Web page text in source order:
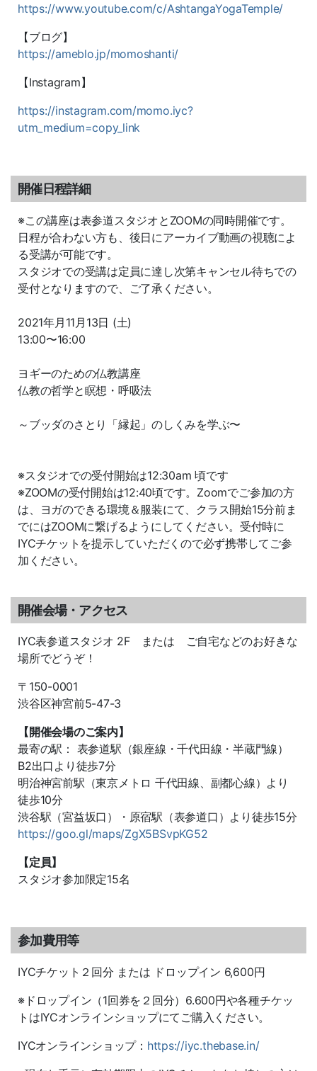
https://www.youtube.com/c/AshtangaYogaTemple/
【ブログ】
https://ameblo.jp/momoshanti/
【Instagram】
https://instagram.com/momo.iyc?
utm_medium=copy_link
開催日程詳細
※この講座は表参道スタジオとZOOMの同時開催です。
日程が合わない方も、後日にアーカイブ動画の視聴によ
る受講が可能です。
スタジオでの受講は定員に達し次第キャンセル待ちでの
受付となりますので、ご了承ください。
2021年月11月13日 (土)
13:00〜16:00
ヨギーのための仏教講座
仏教の哲学と瞑想・呼吸法
～ブッダのさとり「縁起」のしくみを学ぶ〜
※スタジオでの受付開始は12:30am 頃です
※ZOOMの受付開始は12:40頃です。Zoomでご参加の方
は、ヨガのできる環境＆服装にて、クラス開始15分前ま
でにはZOOMに繋げるようにしてください。受付時に
IYCチケットを提示していただくので必ず携帯してご参
加ください。
開催会場・アクセス
IYC表参道スタジオ 2F または ご自宅などのお好きな
場所でどうぞ！
〒150-0001
渋谷区神宮前5-47-3
【開催会場のご案内】
最寄の駅： 表参道駅（銀座線・千代田線・半蔵門線）
B2出口より徒歩7分
明治神宮前駅（東京メトロ 千代田線、副都心線）より
徒歩10分
渋谷駅（宮益坂口）・原宿駅（表参道口）より徒歩15分
https://goo.gl/maps/ZgX5BSvpKG52
【定員】
スタジオ参加限定15名
参加費用等
IYCチケット２回分 または ドロップイン 6,600円
※ドロップイン（1回券を２回分）6.600円や各種チケッ
トはIYCオンラインショップにてご購入ください。
IYCオンラインショップ： https://iyc.thebase.in/